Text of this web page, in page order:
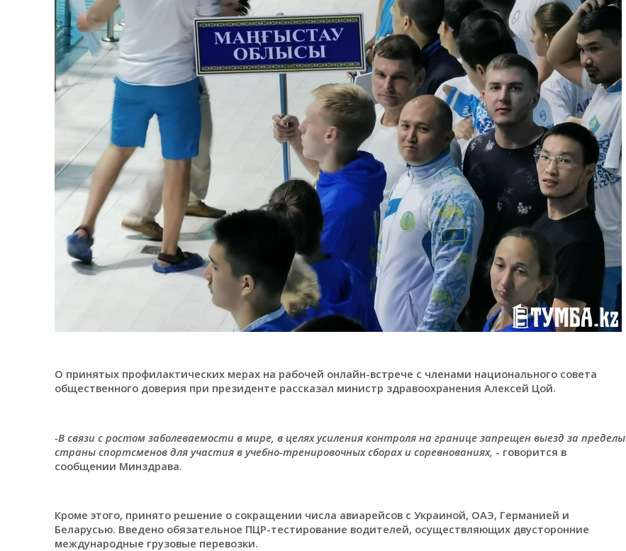
О принятых профилактических мерах на рабочей онлайн-встрече с членами национального совета
общественного доверия при президенте рассказал министр здравоохранения Алексей Цой.
-В связи с ростом заболеваемости в мире, в целях усиления контроля на границе запрещен выезд за пределы
страны спортсменов для участия в учебно-тренировочных сборах и соревнованиях, - говорится в
сообщении Минздрава.
Кроме этого, принято решение о сокращении числа авиарейсов с Украиной, ОАЭ, Германией и
Беларусью. Введено обязательное ПЦР-тестирование водителей, осуществляющих двусторонние
международные грузовые перевозки.